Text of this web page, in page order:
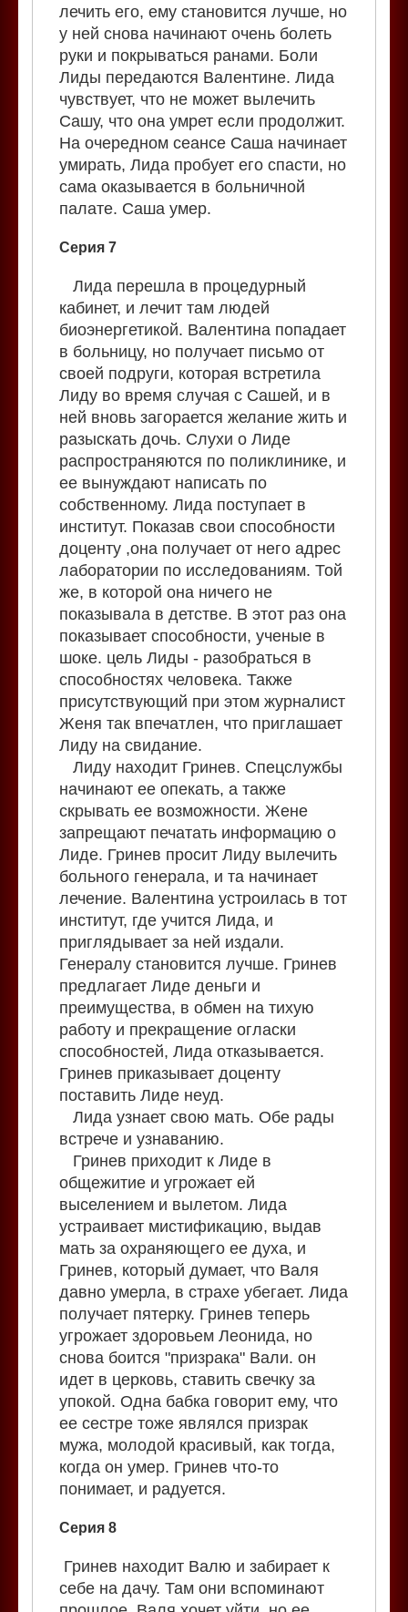
лечить его, ему становится лучше, но
у ней снова начинают очень болеть
руки и покрываться ранами. Боли
Лиды передаются Валентине. Лида
чувствует, что не может вылечить
Сашу, что она умрет если продолжит.
На очередном сеансе Саша начинает
умирать, Лида пробует его спасти, но
сама оказывается в больничной
палате. Саша умер.
Серия 7
Лида перешла в процедурный
кабинет, и лечит там людей
биоэнергетикой. Валентина попадает
в больницу, но получает письмо от
своей подруги, которая встретила
Лиду во время случая с Сашей, и в
ней вновь загорается желание жить и
разыскать дочь. Слухи о Лиде
распространяются по поликлинике, и
ее вынуждают написать по
собственному. Лида поступает в
институт. Показав свои способности
доценту ,она получает от него адрес
лаборатории по исследованиям. Той
же, в которой она ничего не
показывала в детстве. В этот раз она
показывает способности, ученые в
шоке. цель Лиды - разобраться в
способностях человека. Также
присутствующий при этом журналист
Женя так впечатлен, что приглашает
Лиду на свидание.
Лиду находит Гринев. Спецслужбы
начинают ее опекать, а также
скрывать ее возможности. Жене
запрещают печатать информацию о
Лиде. Гринев просит Лиду вылечить
больного генерала, и та начинает
лечение. Валентина устроилась в тот
институт, где учится Лида, и
приглядывает за ней издали.
Генералу становится лучше. Гринев
предлагает Лиде деньги и
преимущества, в обмен на тихую
работу и прекращение огласки
способностей, Лида отказывается.
Гринев приказывает доценту
поставить Лиде неуд.
Лида узнает свою мать. Обе рады
встрече и узнаванию.
Гринев приходит к Лиде в
общежитие и угрожает ей
выселением и вылетом. Лида
устраивает мистификацию, выдав
мать за охраняющего ее духа, и
Гринев, который думает, что Валя
давно умерла, в страхе убегает. Лида
получает пятерку. Гринев теперь
угрожает здоровьем Леонида, но
снова боится "призрака" Вали. он
идет в церковь, ставить свечку за
упокой. Одна бабка говорит ему, что
ее сестре тоже являлся призрак
мужа, молодой красивый, как тогда,
когда он умер. Гринев что-то
понимает, и радуется.
Серия 8
Гринев находит Валю и забирает к
себе на дачу. Там они вспоминают